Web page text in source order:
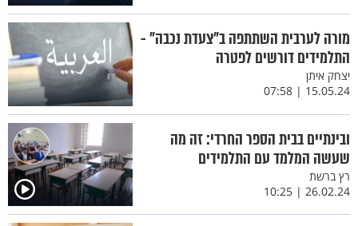
מורה לערבית השתתפה ב"צעדת נכבה" -
התלמידים דורשים לפטרה
יצחק איתן
15.05.24 | 07:58
ובינתיים בבית הספר החרדי: זה מה
שעשה המלמד עם התלמידים
רץ ברשת
26.02.24 | 10:25